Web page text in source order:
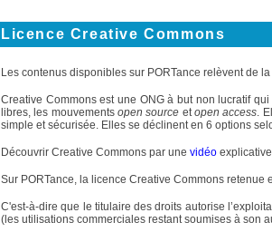
Licence Creative Commons
Les contenus disponibles sur PORTance relèvent de
Creative Commons est une ONG à but non lucratif
libres, les mouvements open source etopen access.
simple et sécurisée. Elles se déclinent en 6 options
Découvrir Creative Commons par une vidéo
Sur PORTance, la licence Creative Commons retenue
C'est-à-dire que le titulaire des droits autorise
(les utilisations commerciales restant soumises à son